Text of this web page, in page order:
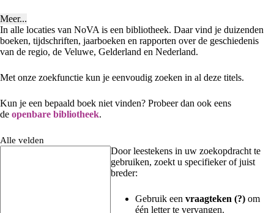
Meer...
In alle locaties van NoVA is een bibliotheek. Daar vind je duizenden
boeken, tijdschriften, jaarboeken en rapporten over de geschiedenis
van de regio, de Veluwe, Gelderland en Nederland.
Met onze zoekfunctie kun je eenvoudig zoeken in al deze titels.
Kun je een bepaald boek niet vinden? Probeer dan ook eens
de openbare bibliotheek.
Alle velden
Door leestekens in uw zoekopdracht te
gebruiken, zoekt u specifieker of juist
breder:
Gebruik een vraagteken (?) om
één letter te vervangen.